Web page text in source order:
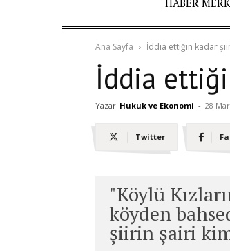
HABER
Ana Sayfa İddia ettiğin kadar
İddia
Yazar Hukuk ve Ekonomi - 28
Twitter
"Köylü
köyden
şiirin şairi